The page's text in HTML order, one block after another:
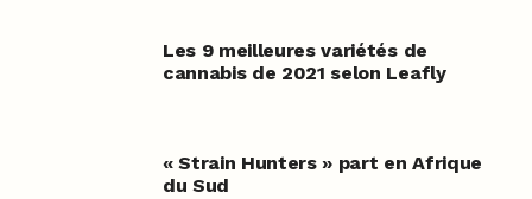
Les 9 meilleures variétés de
cannabis de 2021 selon Leafly
« Strain Hunters » part en Afrique
du Sud